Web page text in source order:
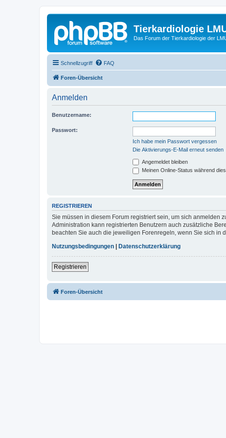
Tierkardiologie
Das Forum der Tierkardiologie der
Schnellzugriff FAQ
Foren-Übersicht
Anmelden
Benutzername:
Passwort:
Ich habe mein Passwort vergessen
Die Aktivierungs-E-Mail erneut senden
Angemeldet bleiben
Meinen Online-Status während
REGISTRIEREN
Sie müssen in diesem Forum registriert sein, um sich anmelden
Administration kann registrierten Benutzern auch zusätzliche
beachten Sie auch die jeweiligen Forenregeln, wenn Sie sich in
Nutzungsbedingungen
Datenschutzerklärung
Registrieren
Foren-Übersicht